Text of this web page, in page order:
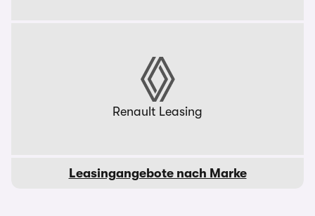
Renault Leasing
Leasingangebote nach Marke